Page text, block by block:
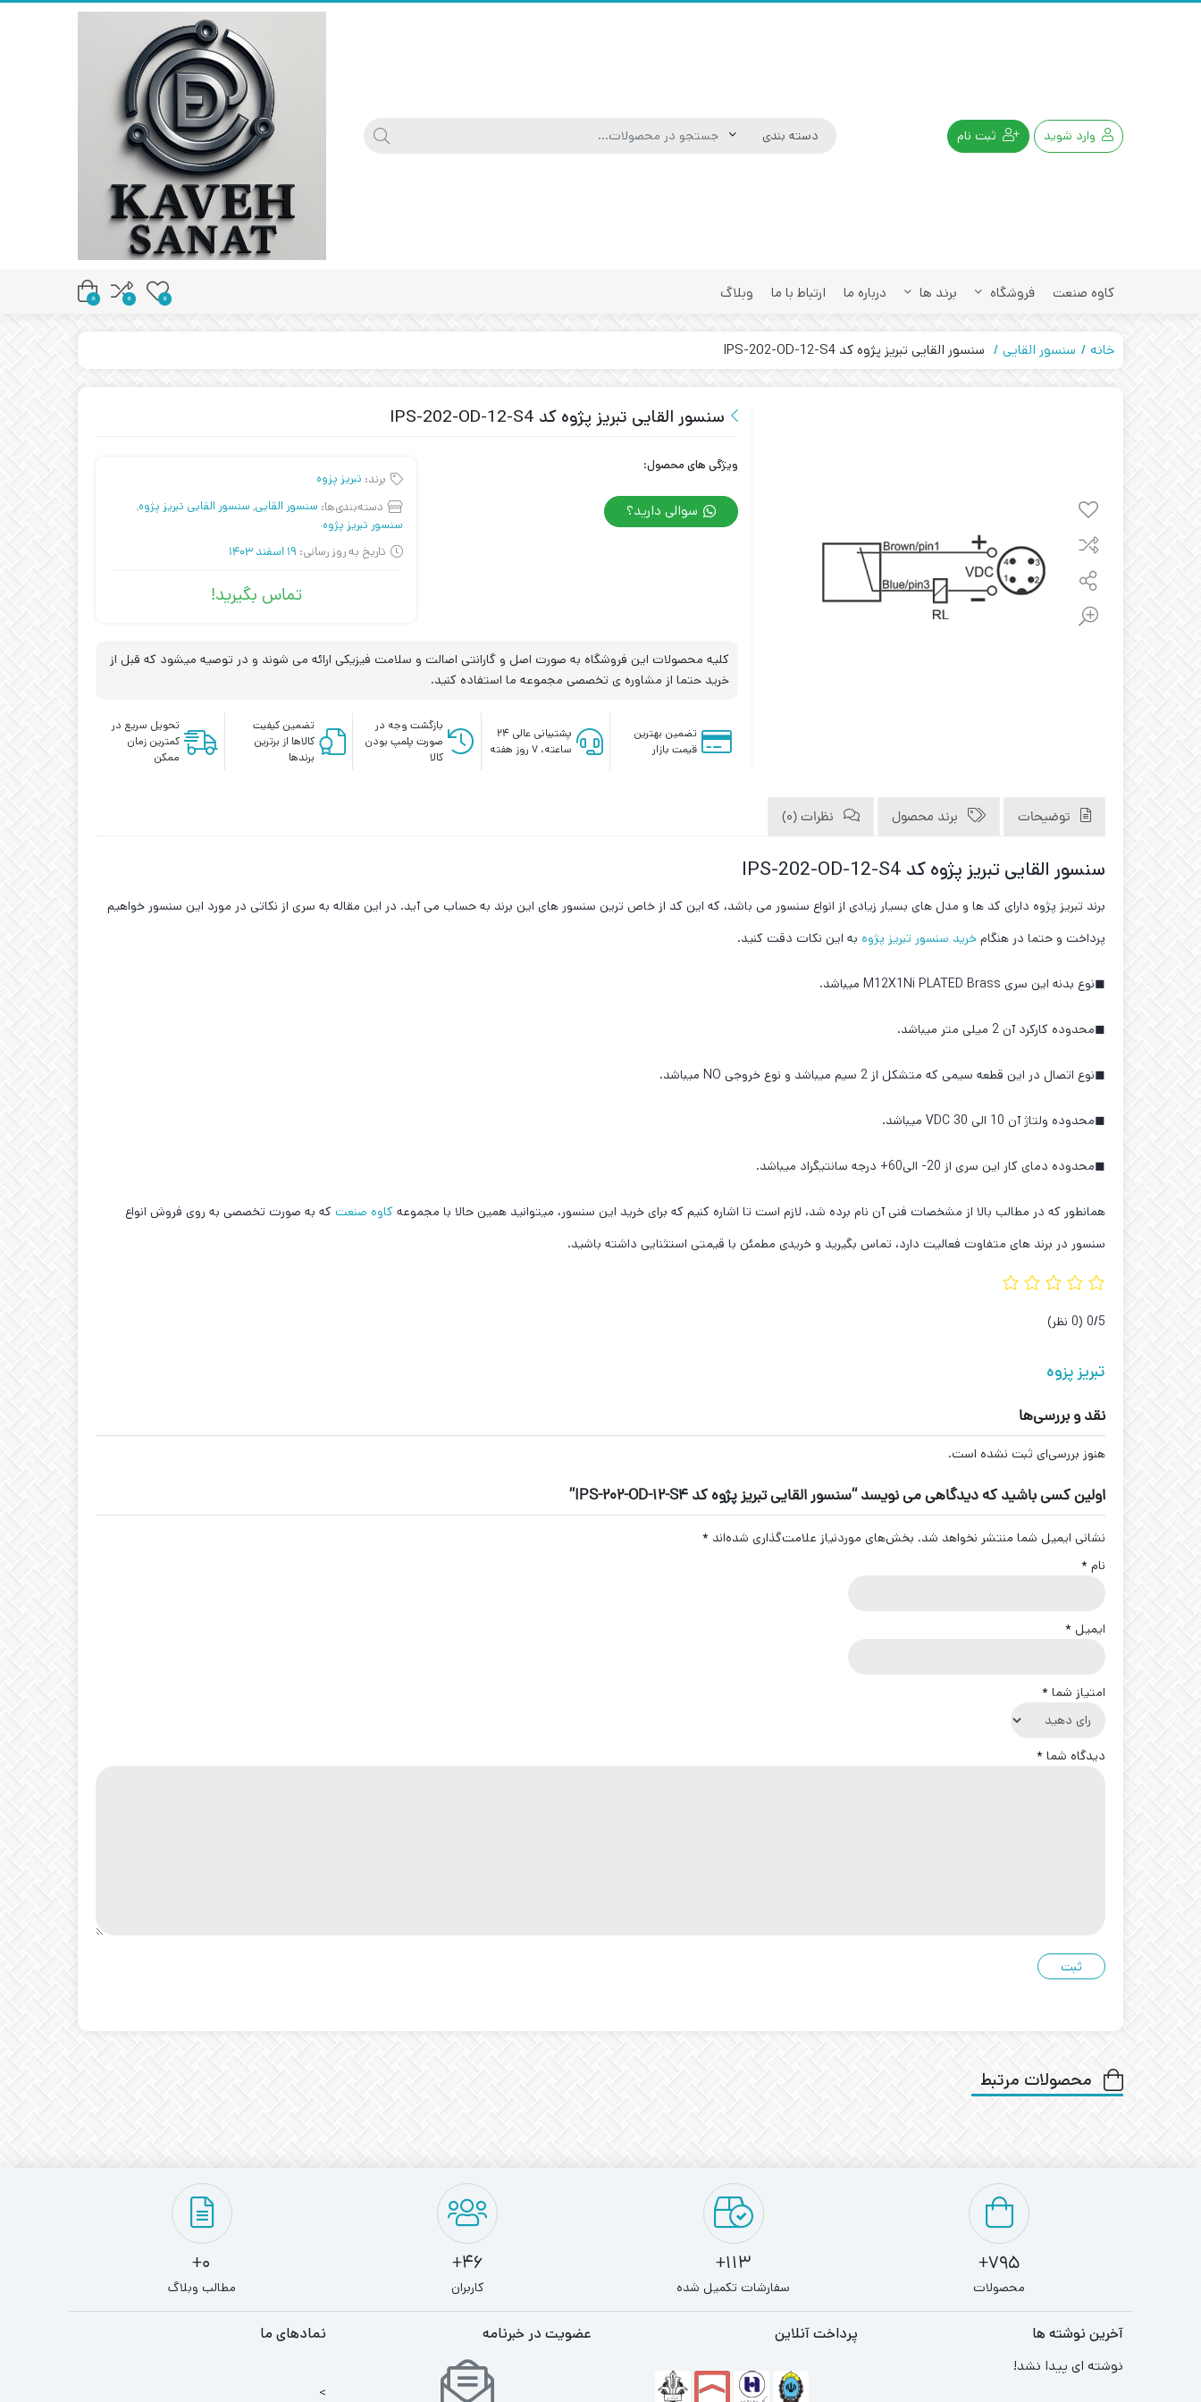
وارد شوید ثبت نام
کاوه صنعت فروشگاه برند ها درباره ما ارتباط با ما وبلاگ 0
0
0
خانه سنسور القایی سنسور القایی تبریز پژوه کد IPS-202-OD-12-S4
سنسور القایی تبریز پژوه کد IPS-202-OD-12-S4
ویژگی های محصول:
سوالی دارید؟
برند: تبریز پزوه
دسته‌بندی‌ها: سنسور القایی, سنسور القایی تبریز پژوه,
سنسور تبریز پژوه
تاریخ به روز رسانی: 19 اسفند 1403
تماس بگیرید!
کلیه محصولات این فروشگاه به صورت اصل و گارانتی اصالت و سلامت فیزیکی ارائه می شوند و در توصیه میشود که قبل از
خرید حتما از مشاوره ی تخصصی مجموعه ما استفاده کنید.
تضمین بهترین
قیمت بازار
پشتیبانی عالی ۲۴
ساعته، ۷ روز هفته
بازگشت وجه در
صورت پلمپ بودن
کالا
تضمین کیفیت
کالاها از برترین
برندها
تحویل سریع در
کمترین زمان
ممکن
توضیحات برند محصول نظرات (0)
سنسور القایی تبریز پژوه کد IPS-202-OD-12-S4
برند تبریز پژوه دارای کد ها و مدل های بسیار زیادی از انواع سنسور می باشد، که این کد از خاص ترین سنسور های این برند به حساب می آید. در این مقاله به سری از نکاتی در مورد این سنسور خواهیم
پرداخت و حتما در هنگام خرید سنسور تبریز پژوه به این نکات دقت کنید.
◼نوع بدنه این سری M12X1Ni PLATED Brass میباشد.
◼محدوده کارکرد آن 2 میلی متر میباشد.
◼نوع اتصال در این قطعه سیمی که متشکل از 2 سیم میباشد و نوع خروجی NO میباشد.
◼محدوده ولتاژ آن 10 الی 30 VDC میباشد.
◼محدوده دمای کار این سری از 20- الی60+ درجه سانتیگراد میباشد.
همانطور که در مطالب بالا از مشخصات فنی آن نام برده شد، لازم است تا اشاره کنیم که برای خرید این سنسور، میتوانید همین حالا با مجموعه کاوه صنعت که به صورت تخصصی به روی فروش انواع
سنسور در برند های متفاوت فعالیت دارد، تماس بگیرید و خریدی مطمئن با قیمتی استثنایی داشته باشید.
‫0/5 ‫(0 نظر)
تبریز پزوه
نقد و بررسی‌ها
هنوز بررسی‌ای ثبت نشده است.
اولین کسی باشید که دیدگاهی می نویسد “سنسور القایی تبریز پژوه کد IPS-202-OD-12-S4”
نشانی ایمیل شما منتشر نخواهد شد. بخش‌های موردنیاز علامت‌گذاری شده‌اند *
نام *
ایمیل *
امتیاز شما *
دیدگاه شما *
محصولات مرتبط
795+
محصولات
113+
سفارشات تکمیل شده
46+
کاربران
0+
مطالب وبلاگ
آخرین نوشته ها
نوشته ای پیدا نشد!
پرداخت آنلاین عضویت در خبرنامه نمادهای ما
>